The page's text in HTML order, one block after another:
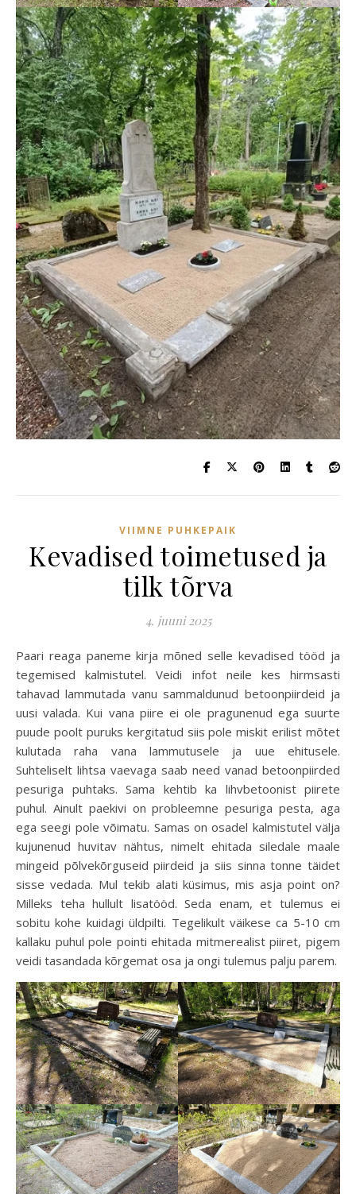
VIIMNE PUHKEPAIK
Kevadised toimetused ja
tilk tõrva
4. juuni 2025
Paari reaga paneme kirja mõned selle kevadised tööd ja
tegemised kalmistutel. Veidi infot neile kes hirmsasti
tahavad lammutada vanu sammaldunud betoonpiirdeid ja
uusi valada. Kui vana piire ei ole pragunenud ega suurte
puude poolt puruks kergitatud siis pole miskit erilist mõtet
kulutada raha vana lammutusele ja uue ehitusele.
Suhteliselt lihtsa vaevaga saab need vanad betoonpiirded
pesuriga puhtaks. Sama kehtib ka lihvbetoonist piirete
puhul. Ainult paekivi on probleemne pesuriga pesta, aga
ega seegi pole võimatu. Samas on osadel kalmistutel välja
kujunenud huvitav nähtus, nimelt ehitada siledale maale
mingeid põlvekõrguseid piirdeid ja siis sinna tonne täidet
sisse vedada. Mul tekib alati küsimus, mis asja point on?
Milleks teha hullult lisatööd. Seda enam, et tulemus ei
sobitu kohe kuidagi üldpilti. Tegelikult väikese ca 5-10 cm
kallaku puhul pole pointi ehitada mitmerealist piiret, pigem
veidi tasandada kõrgemat osa ja ongi tulemus palju parem.